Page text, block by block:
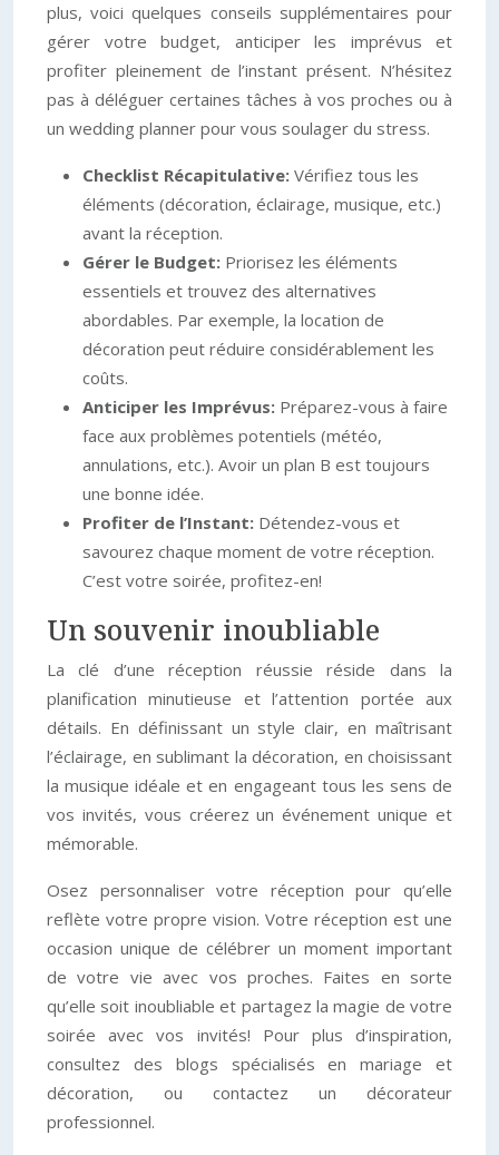
plus, voici quelques conseils supplémentaires pour
gérer votre budget, anticiper les imprévus et
profiter pleinement de l’instant présent. N’hésitez
pas à déléguer certaines tâches à vos proches ou à
un wedding planner pour vous soulager du stress.
Checklist Récapitulative: Vérifiez tous les
éléments (décoration, éclairage, musique, etc.)
avant la réception.
Gérer le Budget: Priorisez les éléments
essentiels et trouvez des alternatives
abordables. Par exemple, la location de
décoration peut réduire considérablement les
coûts.
Anticiper les Imprévus: Préparez-vous à faire
face aux problèmes potentiels (météo,
annulations, etc.). Avoir un plan B est toujours
une bonne idée.
Profiter de l’Instant: Détendez-vous et
savourez chaque moment de votre réception.
C’est votre soirée, profitez-en!
Un souvenir inoubliable
La clé d’une réception réussie réside dans la
planification minutieuse et l’attention portée aux
détails. En définissant un style clair, en maîtrisant
l’éclairage, en sublimant la décoration, en choisissant
la musique idéale et en engageant tous les sens de
vos invités, vous créerez un événement unique et
mémorable.
Osez personnaliser votre réception pour qu’elle
reflète votre propre vision. Votre réception est une
occasion unique de célébrer un moment important
de votre vie avec vos proches. Faites en sorte
qu’elle soit inoubliable et partagez la magie de votre
soirée avec vos invités! Pour plus d’inspiration,
consultez des blogs spécialisés en mariage et
décoration, ou contactez un décorateur
professionnel.